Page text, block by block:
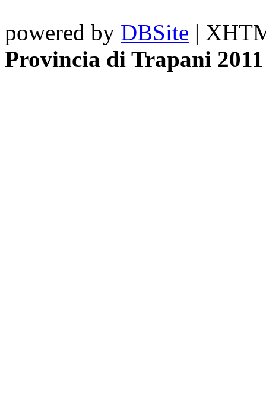
powered by DBSite |
Provincia di Trapani 2011